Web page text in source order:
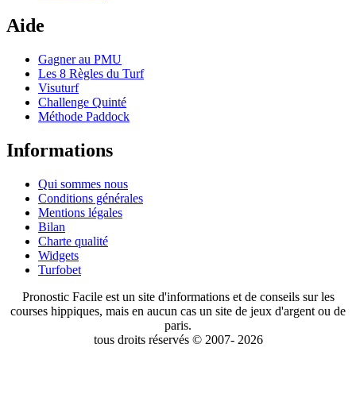
Aide
Gagner au PMU
Les 8 Règles du Turf
Visuturf
Challenge Quinté
Méthode Paddock
Informations
Qui sommes nous
Conditions générales
Mentions légales
Bilan
Charte qualité
Widgets
Turfobet
Pronostic Facile est un site d'informations et de conseils sur les
courses hippiques, mais en aucun cas un site de jeux d'argent ou de
paris.
tous droits réservés © 2007- 2026